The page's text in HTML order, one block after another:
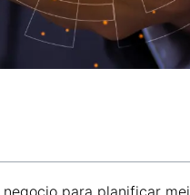
para planificar